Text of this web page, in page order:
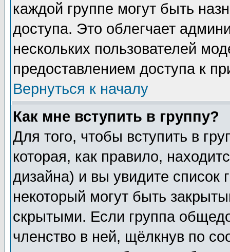
каждой группе могут быть
доступа. Это облегчает
нескольких пользователей
предоставлением доступа к
Вернуться к началу
Как мне вступить в группу?
Для того, чтобы вступить в
которая, как правило,
дизайна) и вы увидите список
некоторый могут быть
скрытыми. Если группа
членство в ней, щёлкнув по